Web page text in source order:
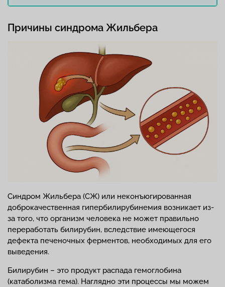
Причины синдрома Жильбера
Синдром Жильбера (СЖ) или неконъюгированная
доброкачественная гипербилирубинемия возникает из-
за того, что организм человека не может правильно
переработать билирубин, вследствие имеющегося
дефекта печеночных ферментов, необходимых для его
выведения.
Билирубин – это продукт распада гемоглобина
(катаболизма гема). Наглядно эти процессы мы можем